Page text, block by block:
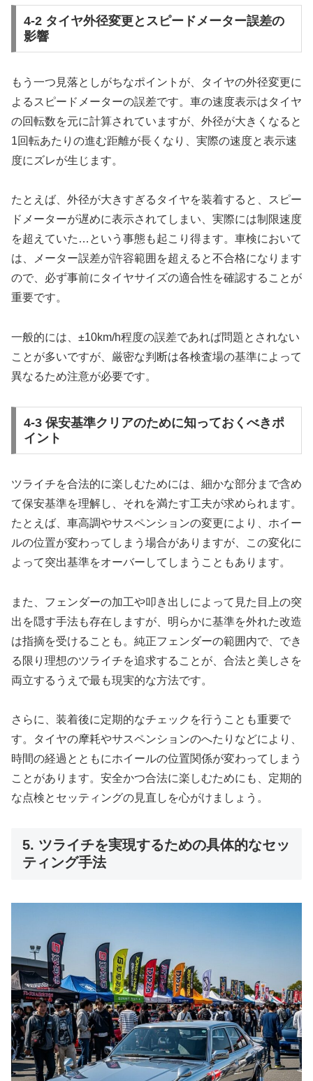
4-2 タイヤ外径変更とスピードメーター誤差の
影響
もう一つ見落としがちなポイントが、タイヤの外径変更に
よるスピードメーターの誤差です。車の速度表示はタイヤ
の回転数を元に計算されていますが、外径が大きくなると
1回転あたりの進む距離が長くなり、実際の速度と表示速
度にズレが生じます。
たとえば、外径が大きすぎるタイヤを装着すると、スピー
ドメーターが遅めに表示されてしまい、実際には制限速度
を超えていた…という事態も起こり得ます。車検において
は、メーター誤差が許容範囲を超えると不合格になります
ので、必ず事前にタイヤサイズの適合性を確認することが
重要です。
一般的には、±10km/h程度の誤差であれば問題とされない
ことが多いですが、厳密な判断は各検査場の基準によって
異なるため注意が必要です。
4-3 保安基準クリアのために知っておくべきポ
イント
ツライチを合法的に楽しむためには、細かな部分まで含め
て保安基準を理解し、それを満たす工夫が求められます。
たとえば、車高調やサスペンションの変更により、ホイー
ルの位置が変わってしまう場合がありますが、この変化に
よって突出基準をオーバーしてしまうこともあります。
また、フェンダーの加工や叩き出しによって見た目上の突
出を隠す手法も存在しますが、明らかに基準を外れた改造
は指摘を受けることも。純正フェンダーの範囲内で、でき
る限り理想のツライチを追求することが、合法と美しさを
両立するうえで最も現実的な方法です。
さらに、装着後に定期的なチェックを行うことも重要で
す。タイヤの摩耗やサスペンションのへたりなどにより、
時間の経過とともにホイールの位置関係が変わってしまう
ことがあります。安全かつ合法に楽しむためにも、定期的
な点検とセッティングの見直しを心がけましょう。
5. ツライチを実現するための具体的なセッ
ティング手法